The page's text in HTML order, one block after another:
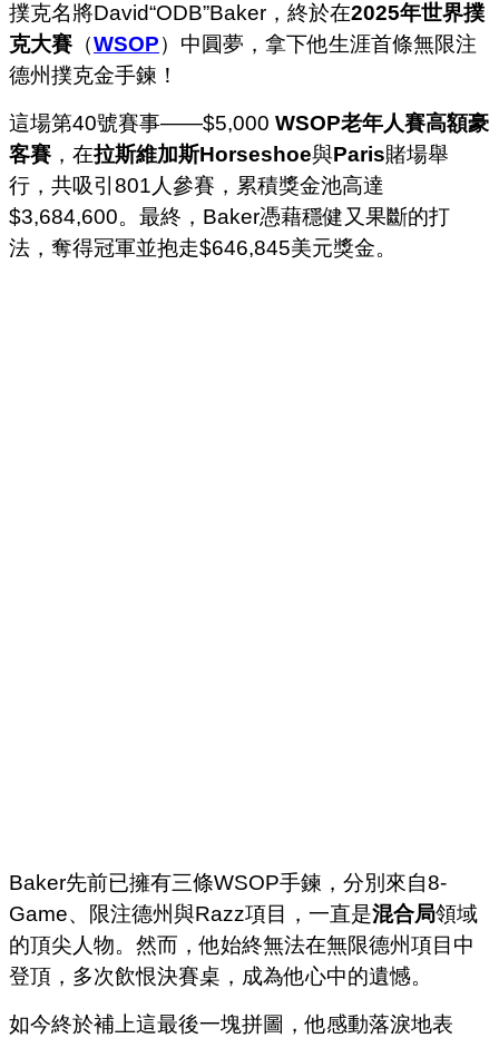
撲克名將David“ODB”Baker，終於在2025年世界撲
克大賽 （WSOP）中圓夢，拿下他生涯首條無限注
德州撲克金手鍊！
這場第40號賽事——$5,000 WSOP老年人賽高額豪
客賽 ，在拉斯維加斯Horseshoe與Paris賭場舉
行，共吸引801人參賽，累積獎金池高達
$3,684,600。最終，Baker憑藉穩健又果斷的打
法，奪得冠軍並抱走$646,845美元獎金。
Baker先前已擁有三條WSOP手鍊，分別來自8-
Game、限注德州與Razz項目，一直是混合局領域
的頂尖人物。然而，他始終無法在無限德州項目中
登頂，多次飲恨決賽桌，成為他心中的遺憾。
如今終於補上這最後一塊拼圖，他感動落淚地表